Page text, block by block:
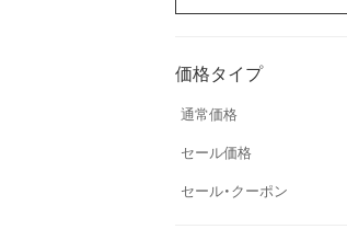
価格タイプ
通常価格
セール価格
セール・クーポン